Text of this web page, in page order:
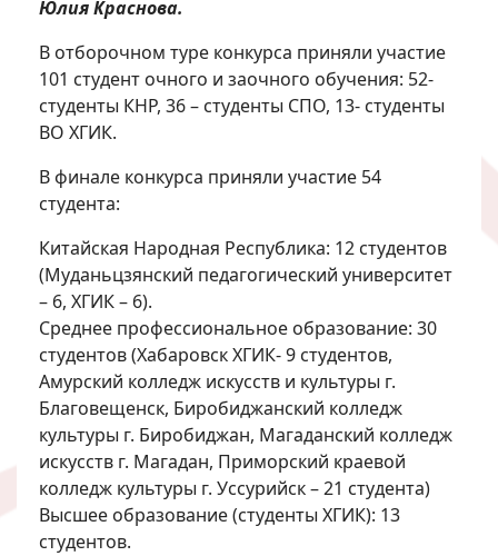
Юлия Краснова.
В отборочном туре конкурса приняли участие
101 студент очного и заочного обучения: 52-
студенты КНР, 36 – студенты СПО, 13- студенты
ВО ХГИК.
В финале конкурса приняли участие 54
студента:
Китайская Народная Республика: 12 студентов
(Муданьцзянский педагогический университет
– 6, ХГИК – 6).
Среднее профессиональное образование: 30
студентов (Хабаровск ХГИК- 9 студентов,
Амурский колледж искусств и культуры г.
Благовещенск, Биробиджанский колледж
культуры г. Биробиджан, Магаданский колледж
искусств г. Магадан, Приморский краевой
колледж культуры г. Уссурийск – 21 студента)
Высшее образование (студенты ХГИК): 13
студентов.